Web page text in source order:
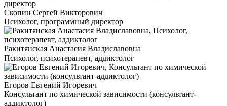
Скопин Сергей Викторович
Психолог, программный директор
Ракитянская Анастасия Владиславовна
Психолог, психотерапевт, аддиктолог
Егоров Евгений Игоревич
Консультант по химической зависимости (консультант-
аддиктолог)